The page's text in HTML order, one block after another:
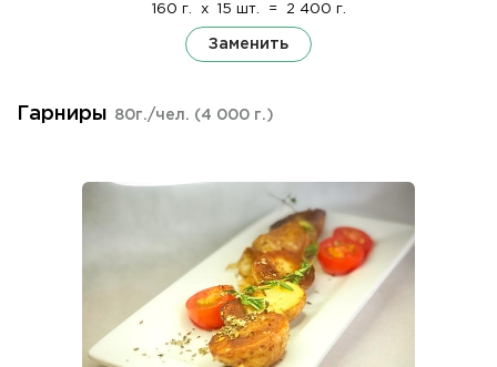
160 г. x 15 шт. = 2 400 г.
Заменить
Гарниры 80г./чел. (4 000 г.)